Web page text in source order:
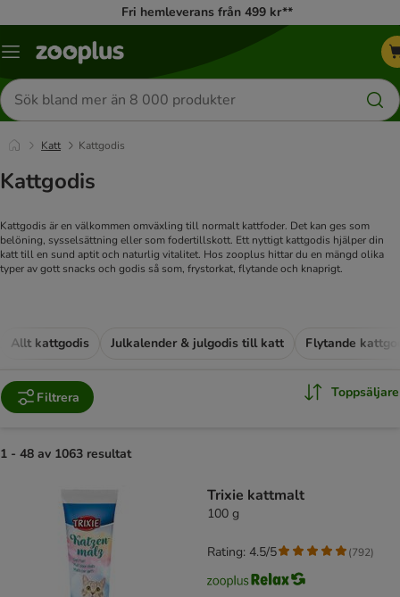
Fri hemleverans från 499 kr**
Katalogmeny
Sök
efter
produkter
Katt Kattgodis
Kattgodis
Kattgodis är en välkommen omväxling till normalt kattfoder. Det kan ges som
belöning, sysselsättning eller som fodertillskott. Ett nyttigt kattgodis hjälper din
katt till en sund aptit och naturlig vitalitet. Hos zooplus hittar du en mängd olika
typer av gott snacks och godis så som, frystorkat, flytande och knaprigt.
Allt kattgodis Julkalender & julgodis till katt Flytande
Filtrera Toppsäljare
1 - 48 av 1063 resultat
Trixie kattmalt
100 g
Rating: 4.5/5 (792)